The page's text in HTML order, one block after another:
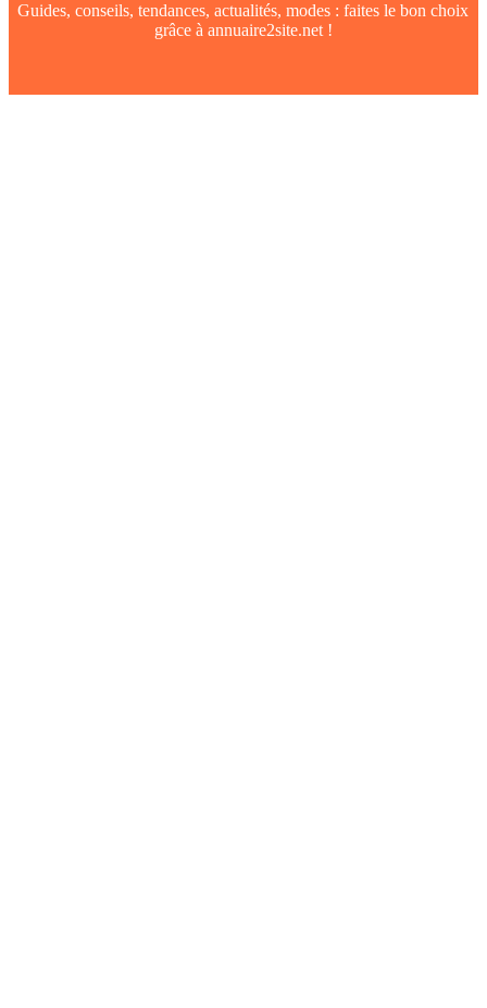
Guides, conseils, tendances, actualités, modes : faites le bon choix
grâce à annuaire2site.net !